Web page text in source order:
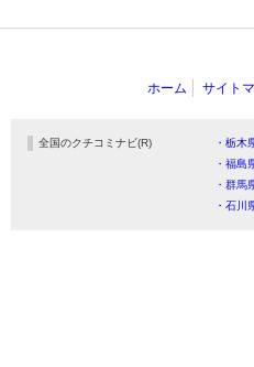
ホーム サイト
全国のクチコミナビ(R) ・栃木
・福島
・群馬
・石川